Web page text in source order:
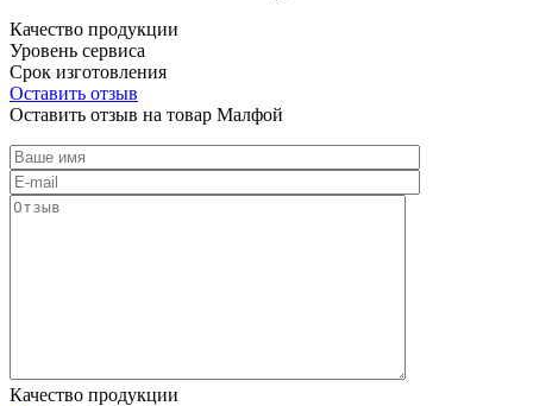
Качество продукции
Уровень сервиса
Срок изготовления
Оставить отзыв
Оставить отзыв на товар Малфой
Качество продукции